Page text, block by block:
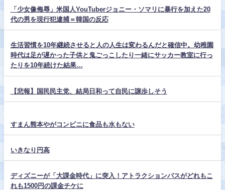
「少女像侮辱」米国人YouTuberジョニー・ソマリに暴行を加えた20
代の男を現行犯逮捕＝韓国の反応
生活習慣を10年継続させると人の人生は変わるんだと確信中。幼稚園
時代は足が遅かった子供と鬼ごっこしたり一緒にサッカー教室に行っ
たりを10年続けた結果…
【悲報】国民民主党、結局日和って自民に譲歩しそう
すまん熊本やがコンビニに食品も水もない
いきなり円高
ディズニーが「大課金時代」に突入！アトラクションパスがどれもこ
れも1500円の課金チケに